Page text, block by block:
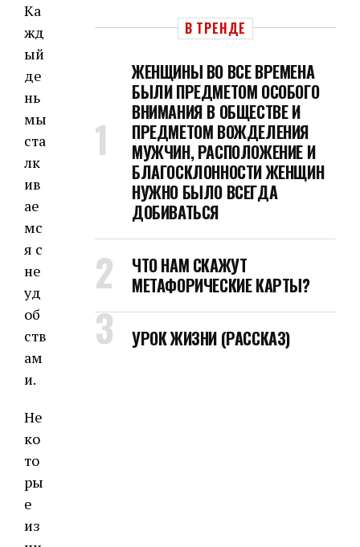
Ка
жд
ый
де
нь
мы
ста
лк
ив
ае
мс
я с
не
уд
об
ств
ам
и.
Не
ко
то
ры
е
из
В ТРЕНДЕ
ЖЕНЩИНЫ ВО ВСЕ ВРЕМЕНА
БЫЛИ ПРЕДМЕТОМ ОСОБОГО
ВНИМАНИЯ В ОБЩЕСТВЕ И
ПРЕДМЕТОМ ВОЖДЕЛЕНИЯ
МУЖЧИН, РАСПОЛОЖЕНИЕ И
БЛАГОСКЛОННОСТИ ЖЕНЩИН
НУЖНО БЫЛО ВСЕГДА
ДОБИВАТЬСЯ
ЧТО НАМ СКАЖУТ
МЕТАФОРИЧЕСКИЕ КАРТЫ?
УРОК ЖИЗНИ (РАССКАЗ)